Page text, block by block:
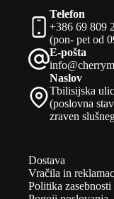
Telefon
+386 69 809
(pon- pet od
E-pošta
Naslov
Tbilisijska
(poslovna
zraven
Dostava
Vračila in
Politika zasebnosti